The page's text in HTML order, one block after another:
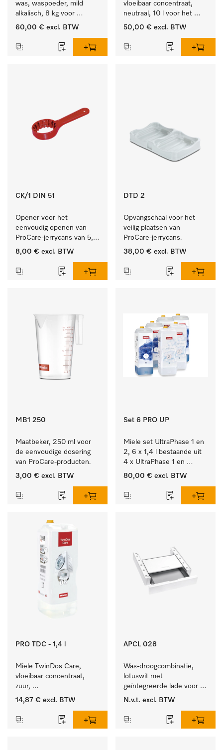
was, waspoeder, mild
alkalisch, 8 kg voor
behoud van kleur en
was.
60,00 € excl. BTW
vloeibaar concentraat,
neutraal, 10 l voor het
effectief verwijderen van
50,00 € excl. BTW
CK/1 DIN 51
Opener voor het
eenvoudig openen van
ProCare-jerrycans van 5,
10 en 20 l.
8,00 € excl. BTW
DTD 2
Opvangschaal voor het
veilig plaatsen van
ProCare-jerrycans.
38,00 € excl. BTW
MB1 250
Maatbeker, 250 ml voor
de eenvoudige dosering
van ProCare-producten.
3,00 € excl. BTW
Set 6 PRO UP
Miele set UltraPhase 1 en
2, 6 x 1,4 l bestaande uit
4 x UltraPhase 1 en
2 x UltraPhase 2.
80,00 € excl. BTW
PRO TDC - 1,4 l
Miele TwinDos Care,
vloeibaar concentraat,
zuur,
1,4 l Reinigingsmiddel
doseersysteem.
14,87 € excl. BTW
APCL 028
Was-droogcombinatie,
lotuswit met
geïntegreerde lade voor
een bijzonder
droogzuil. .
N.v.t. excl. BTW